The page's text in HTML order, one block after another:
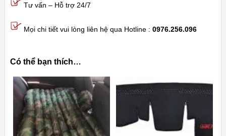
Tư vấn – Hỗ trợ 24/7
Mọi chi tiết vui lòng liên hệ qua Hotline : 0976.256.096
Có thể bạn thích…